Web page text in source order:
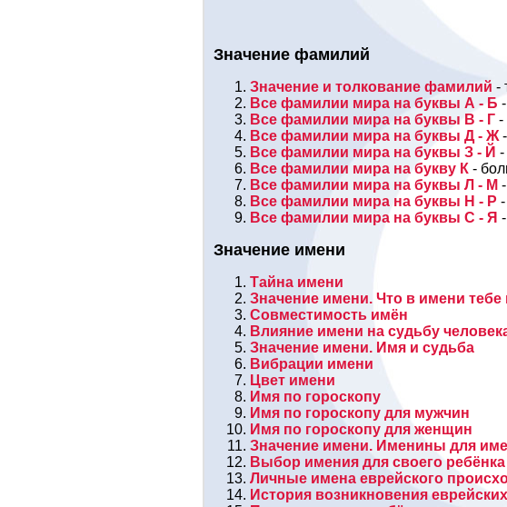
Значение фамилий
Значение и толкование фамилий -
Все фамилии мира на буквы А - Б
Все фамилии мира на буквы В - Г -
Все фамилии мира на буквы Д - Ж
Все фамилии мира на буквы З - Й
Все фамилии мира на букву К -
Все фамилии мира на буквы Л - М
Все фамилии мира на буквы Н - Р
Все фамилии мира на буквы С - Я
Значение имени
Тайна имени
Значение имени. Что в имени
Совместимость имён
Влияние имени на судьбу
Значение имени. Имя и судьба
Вибрации имени
Цвет имени
Имя по гороскопу
Имя по гороскопу для мужчин
Имя по гороскопу для женщин
Значение имени. Именины для
Выбор имения для своего ребёнка
Личные имена еврейского
История возникновения